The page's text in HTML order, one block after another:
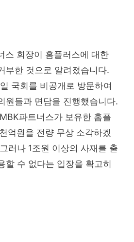
스 회장이 홈플러스에 대한
부한 것으로 알려졌습니다.
국회를 비공개로 방문하여
원들과 면담을 진행했습니다.
파트너스가 보유한 홈플
억원을 전량 무상 소각하겠
러나 1조원 이상의 사재를 출
할 수 없다는 입장을 확고히